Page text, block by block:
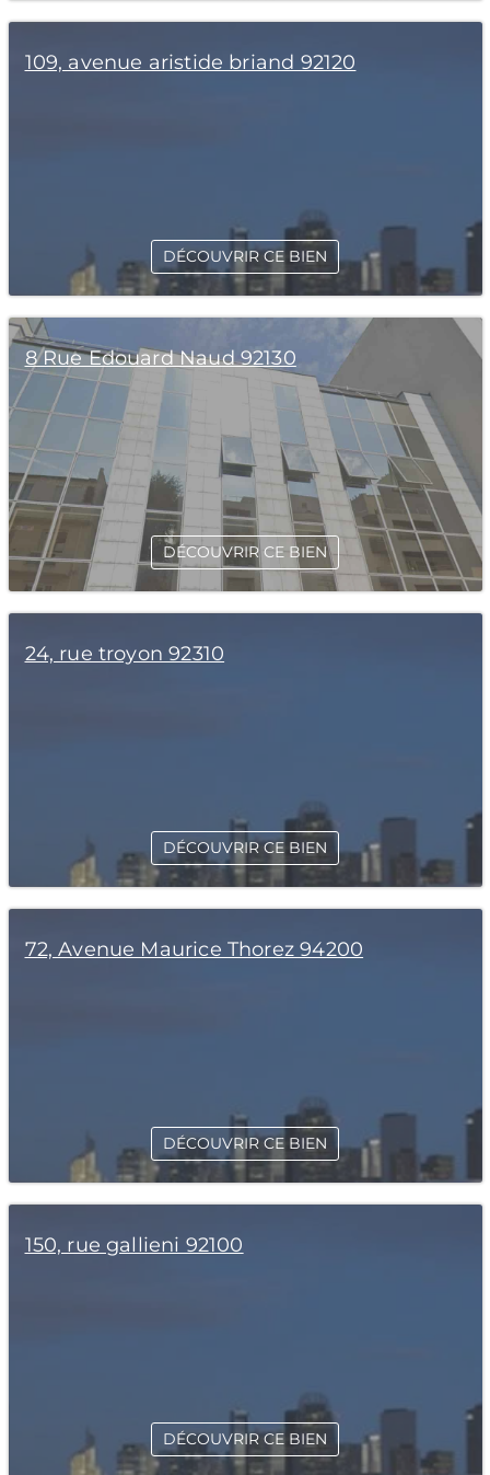
109, avenue aristide briand 92120
DÉCOUVRIR CE BIEN
8 Rue Edouard Naud 92130
DÉCOUVRIR CE BIEN
24, rue troyon 92310
DÉCOUVRIR CE BIEN
72, Avenue Maurice Thorez 94200
DÉCOUVRIR CE BIEN
150, rue gallieni 92100
DÉCOUVRIR CE BIEN